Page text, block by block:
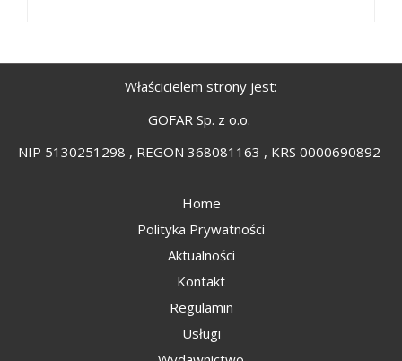
Właścicielem strony jest:
GOFAR Sp. z o.o.
NIP 5130251298 , REGON 368081163 , KRS 0000690892
Home
Polityka Prywatności
Aktualności
Kontakt
Regulamin
Usługi